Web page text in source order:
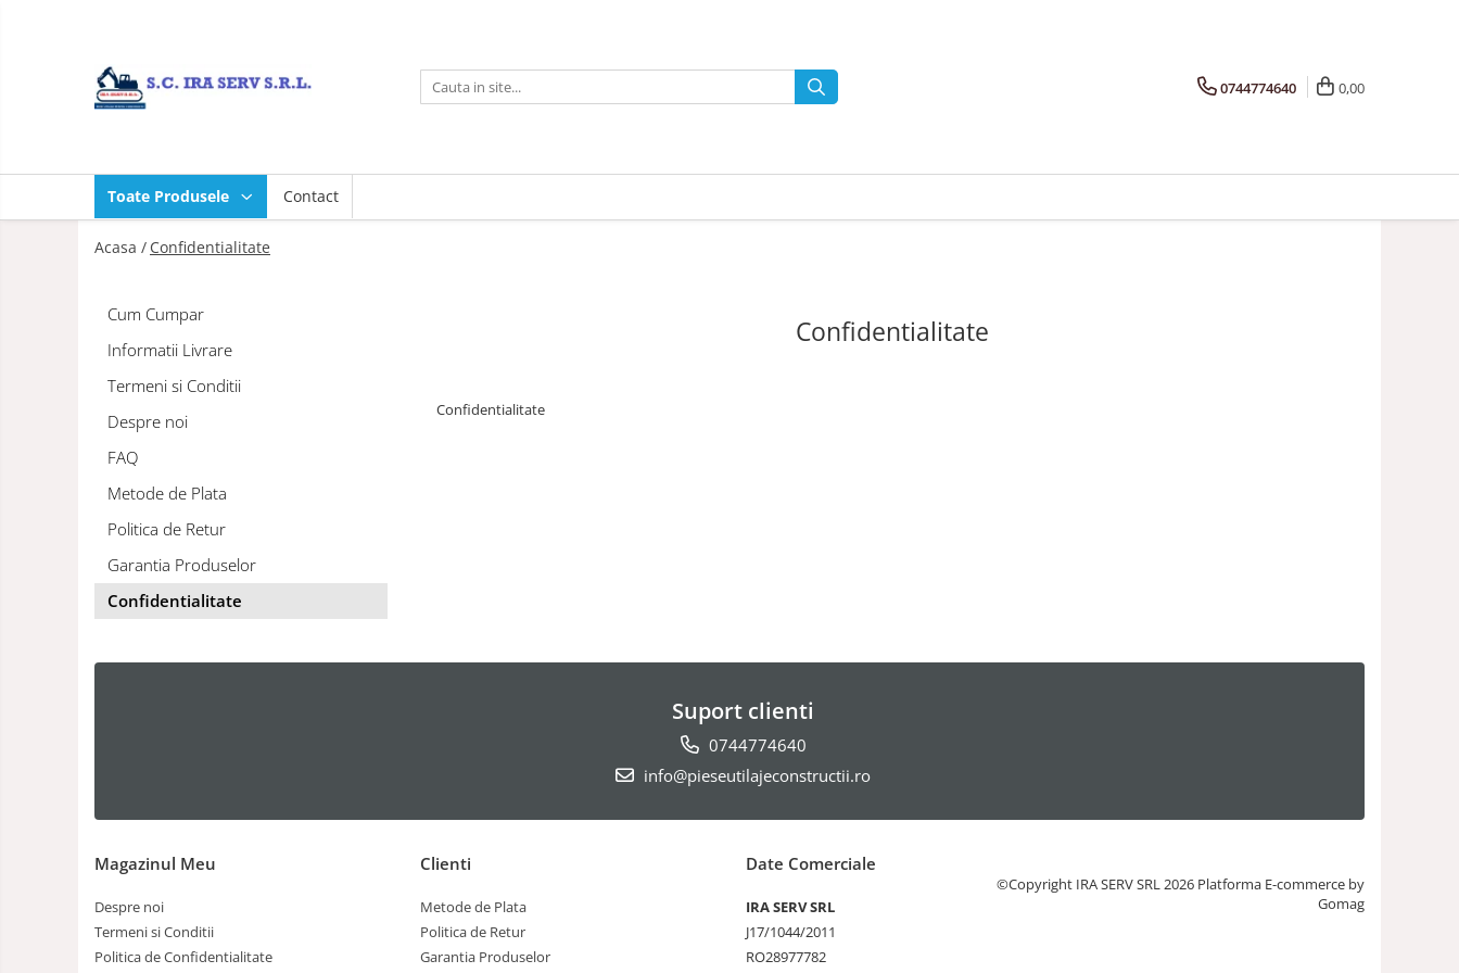
Toate Produsele
PIESE UTILAJE DIVERSE
PIESE CATERPILLAR
PIESE KOMATSU
PIESE MANITOU
0744774640 0,00
Toate Produsele Contact
Acasa / Confidentialitate
Confidentialitate
Confidentialitate
Cum Cumpar
Informatii Livrare
Termeni si Conditii
Despre noi
FAQ
Metode de Plata
Politica de Retur
Garantia Produselor
Confidentialitate
Suport clienti
0744774640
info@pieseutilajeconstructii.ro
Magazinul Meu
Despre noi
Termeni si Conditii
Politica de Confidentialitate
Clienti
Metode de Plata
Politica de Retur
Garantia Produselor
Date Comerciale
IRA SERV SRL
J17/1044/2011
RO28977782
©Copyright IRA SERV SRL 2026 Platforma E-commerce by
Gomag